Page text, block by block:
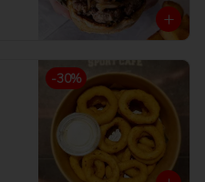
-30%